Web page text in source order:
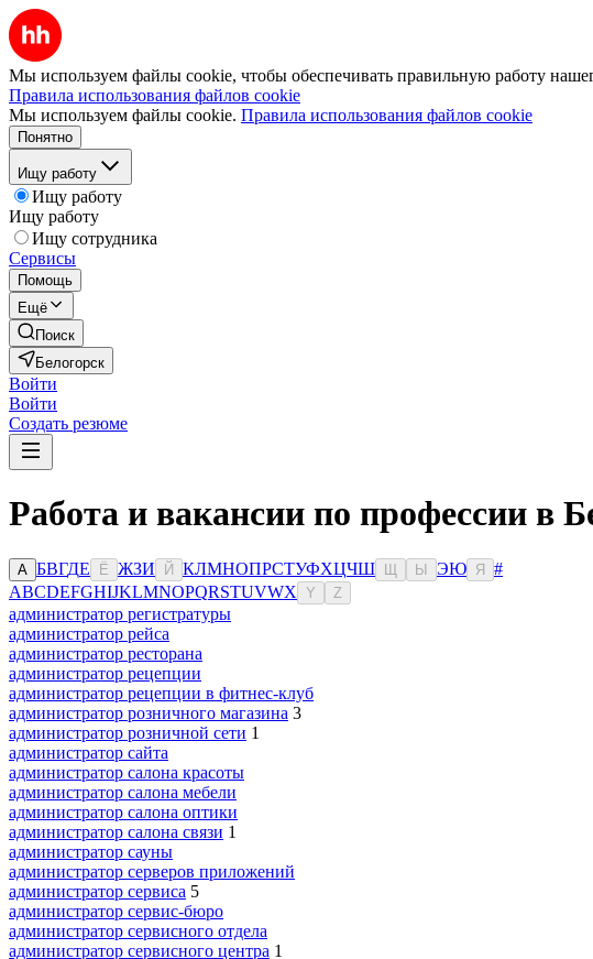
Мы используем файлы cookie, чтобы обеспечивать правильную работу
Правила использования файлов cookie
Мы используем файлы cookie. Правила использования файлов cookie
Понятно
Ищу работу
Ищу работу
Ищу работу
Ищу сотрудника
Сервисы
Помощь
Ещё
Поиск
Белогорск
Войти
Войти
Создать резюме
Работа и вакансии по профессии в
А БВГДЕ Ё ЖЗИ Й КЛМНОПРСТУФХЦЧШ Ы ЭЮ Я
#
ABCDEFGHIJKLMNOPQRSTUVWX Y Z
администратор регистратуры
администратор рейса
администратор ресторана
администратор рецепции
администратор рецепции в фитнес-клуб
администратор розничного магазина 3
администратор розничной сети 1
администратор сайта
администратор салона красоты
администратор салона мебели
администратор салона оптики
администратор салона связи 1
администратор сауны
администратор серверов приложений
администратор сервиса 5
администратор сервис-бюро
администратор сервисного отдела
администратор сервисного центра 1